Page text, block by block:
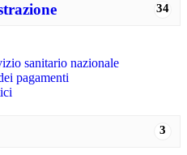
34
sanitario nazionale
pagamenti
3